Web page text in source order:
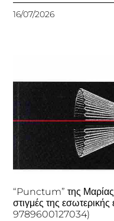
16/07/2026
“Punctum” της Μαρίας
στιγμές της
9789600127034)